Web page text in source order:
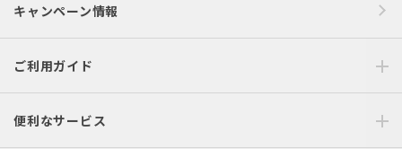
キャンペーン情報
ご利用ガイド
便利なサービス